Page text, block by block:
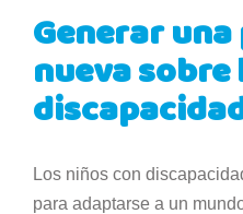
Generar
nueva sobre
Los niños con
para adaptarse a un